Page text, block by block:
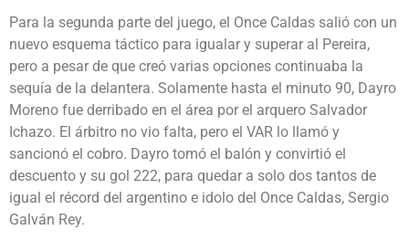
Para la segunda parte del juego, el Once Caldas salió con un
nuevo esquema táctico para igualar y superar al Pereira,
pero a pesar de que creó varias opciones continuaba la
sequía de la delantera. Solamente hasta el minuto 90, Dayro
Moreno fue derribado en el área por el arquero Salvador
Ichazo. El árbitro no vio falta, pero el VAR lo llamó y
sancionó el cobro. Dayro tomó el balón y convirtió el
descuento y su gol 222, para quedar a solo dos tantos de
igual el récord del argentino e idolo del Once Caldas, Sergio
Galván Rey.